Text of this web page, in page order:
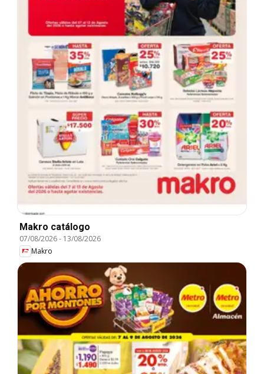
Makro catálogo
07/08/2026- 13/08/2026
Makro